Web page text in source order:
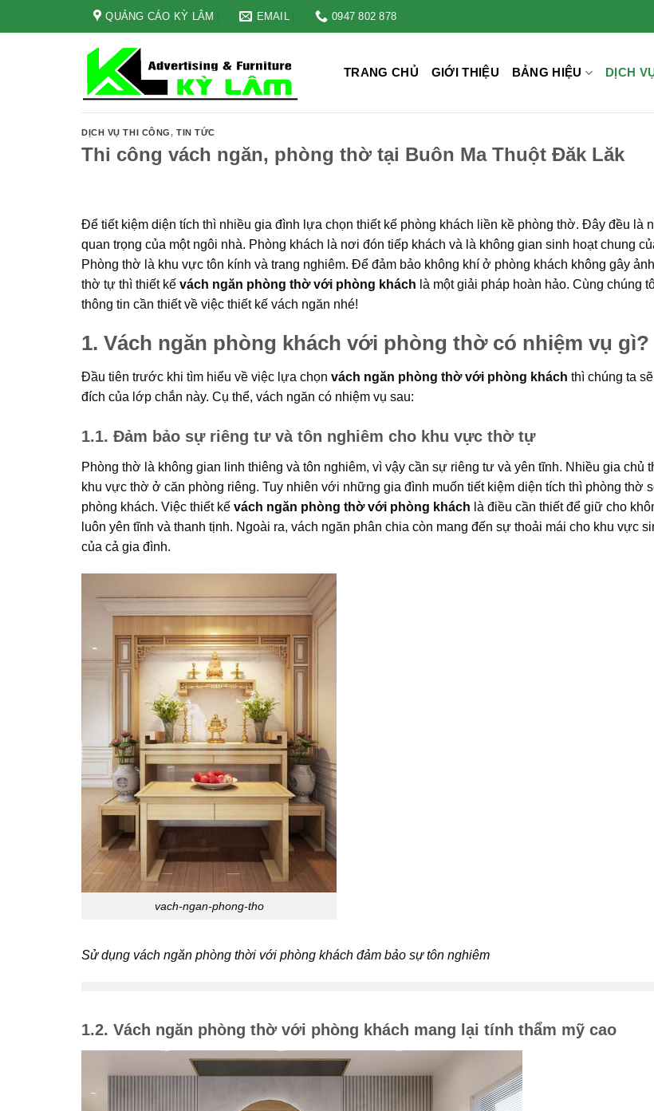
QUẢNG CÁO KỲ LÂM EMAIL 0947 802 878
TRANG CHỦ GIỚI THIỆU BẢNG HIỆU DỊCH
DỊCH VỤ THI CÔNG,TIN TỨC
Thi công vách ngăn, phòng thờ tại Buôn Ma Thuột Đăk Lăk
Để tiết kiệm diện tích thì nhiều gia đình lựa chọn thiết kế phòng khách liền kề phòng thờ. Đây đều là
quan trọng của một ngôi nhà. Phòng khách là nơi đón tiếp khách và là không gian sinh hoạt chung
Phòng thờ là khu vực tôn kính và trang nghiêm. Để đảm bảo không khí ở phòng khách không gây
thờ tự thì thiết kế vách ngăn phòng thờ với phòng khách là một giải pháp hoàn hảo. Cùng chúng
thông tin cần thiết về việc thiết kế vách ngăn nhé!
1. Vách ngăn phòng khách với phòng thờ có nhiệm vụ gì?
Đầu tiên trước khi tìm hiểu về việc lựa chọn vách ngăn phòng thờ với phòng khách thì chúng ta
đích của lớp chắn này. Cụ thể, vách ngăn có nhiệm vụ sau:
1.1. Đảm bảo sự riêng tư và tôn nghiêm cho khu vực thờ tự
Phòng thờ là không gian linh thiêng và tôn nghiêm, vì vậy cần sự riêng tư và yên tĩnh. Nhiều gia chủ
khu vực thờ ở căn phòng riêng. Tuy nhiên với những gia đình muốn tiết kiệm diện tích thì phòng thờ
phòng khách. Việc thiết kế vách ngăn phòng thờ với phòng khách là điều cần thiết để giữ cho
luôn yên tĩnh và thanh tịnh. Ngoài ra, vách ngăn phân chia còn mang đến sự thoải mái cho khu vực
của cả gia đình.
vach-ngan-phong-tho
Sử dụng vách ngăn phòng thời với phòng khách đảm bảo sự tôn nghiêm
1.2. Vách ngăn phòng thờ với phòng khách mang lại tính thẩm mỹ cao